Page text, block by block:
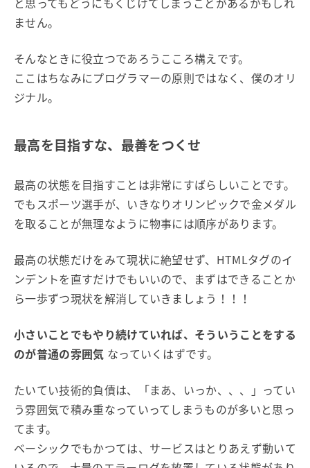
ません。
そんなときに役立つであろうこころ構えです。
ここはちなみにプログラマーの原則ではなく、僕のオリ
ジナル。
最高を目指すな、最善をつくせ
最高の状態を目指すことは非常にすばらしいことです。
でもスポーツ選手が、いきなりオリンピックで金メダル
を取ることが無理なように物事には順序があります。
最高の状態だけをみて現状に絶望せず、HTMLタグのイ
ンデントを直すだけでもいいので、まずはできることか
ら一歩ずつ現状を解消していきましょう！！！
小さいことでもやり続けていれば、そういうことをする
のが普通の雰囲気 なっていくはずです。
たいてい技術的負債は、「まあ、いっか、、、」ってい
う雰囲気で積み重なっていってしまうものが多いと思っ
てます。
ベーシックでもかつては、サービスはとりあえず動いて